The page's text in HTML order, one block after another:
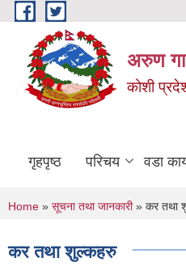
Skip to main content
अरुण
कोशी
गृहपृष्ठ परिचय वडा
You are here
Home » सूचना तथा जानकारी» कर तथा
कर तथा शुल्कहरु